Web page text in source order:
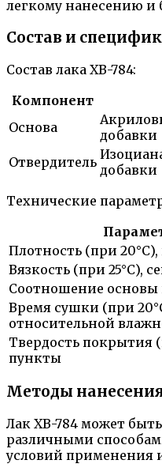
легкому нанесению и
Состав и
Состав лака ХВ-784:
Компонент
Основа
добавки
Отвердитель добавки
Технические
Плотность (при 20°C),
Вязкость (при 25°C),
Соотношение основы
Время сушки (при
относительной
Твердость покрытия
пункты
Методы
Лак ХВ-784 может
различными
условий применения